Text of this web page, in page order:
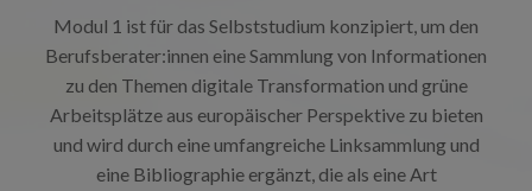
Modul 1 ist für das Selbststudium konzipiert, um den
Berufsberater:innen eine Sammlung von Informationen
zu den Themen digitale Transformation und grüne
Arbeitsplätze aus europäischer Perspektive zu bieten
und wird durch eine umfangreiche Linksammlung und
eine Bibliographie ergänzt, die als eine Art